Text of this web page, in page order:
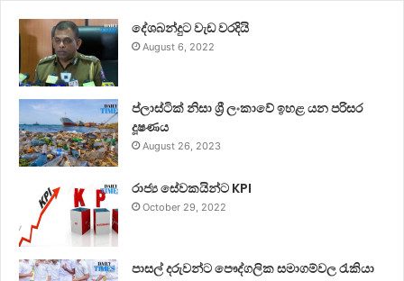
දේශබන්දුට වැඩ වරදියි
August 6, 2022
ප්ලාස්ටික් නිසා ශ්‍රී ලංකාවේ ඉහළ යන පරිසර
දූෂණය
August 26, 2023
රාජ්‍ය සේවකයින්ට KPI
October 29, 2022
පාසල් දරුවන්ට පෞද්ගලික සමාගම්වල රැකියා